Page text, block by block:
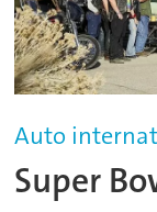
Auto
Super